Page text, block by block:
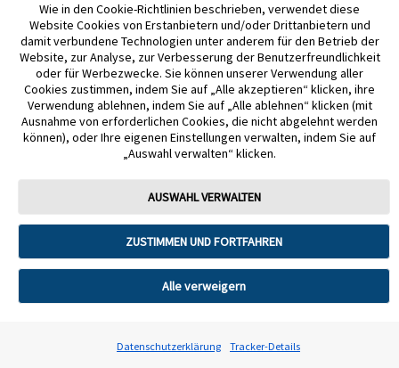
Impressum Nutzungsbedingungen
Datenschutzerklärung
Cookie Richtlinie
Barrierefreiheitserklärung
Mitteilung zur Datenverordnung
Cookie-Präferenzen
Copyright © 2026 Abbott. Alle Rechte vorbehalten. Libre, das
Designs sind das geistige Eigentum der Abbott Unternehmensgruppe in
ausgewählten Ländern.
Tandem Diabetes Care, Inc. Alle Rechte vorbehalten. Tandem Diabetes
Care, die Tandem Logos, Control-IQ, Control-IQ+, t:slim X2, t:slim, Tandem
t:slim Mobile App und Tandem Source sind eingetragene Marken oder
Marken von Tandem Diabetes Care, Inc. in den USA und/oder anderen
Ländern.
Wie in den Cookie-Richtlinien beschrieben, verwendet diese
Website Cookies von Erstanbietern und/oder Drittanbietern und
damit verbundene Technologien unter anderem für den Betrieb der
Website, zur Analyse, zur Verbesserung der Benutzerfreundlichkeit
oder für Werbezwecke. Sie können unserer Verwendung aller
Cookies zustimmen, indem Sie auf „Alle akzeptieren“ klicken, ihre
Verwendung ablehnen, indem Sie auf „Alle ablehnen“ klicken (mit
Ausnahme von erforderlichen Cookies, die nicht abgelehnt werden
können), oder Ihre eigenen Einstellungen verwalten, indem Sie auf
„Auswahl verwalten“ klicken.
AUSWAHL VERWALTEN
ZUSTIMMEN UND FORTFAHREN
Alle verweigern
Datenschutzerklärung Tracker-Details